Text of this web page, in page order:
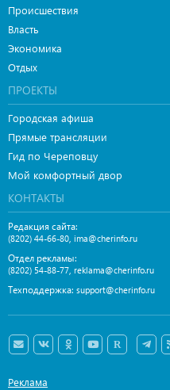
Происшествия
Власть
Экономика
Отдых
ПРОЕКТЫ
Городская афиша
Прямые трансляции
Гид по Череповцу
Мой комфортный двор
КОНТАКТЫ
Редакция сайта:
(8202) 44-66-80 ima@cherinfo.ru
Отдел рекламы:
(8202) 54-88-77 reklama@cherinfo.ru
Техподдержка: support@cherinfo.ru
Реклама